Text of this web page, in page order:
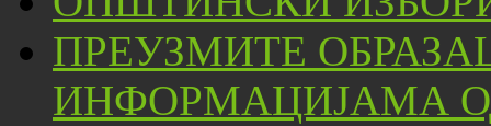
ПРЕУЗМИТЕ
ИНФОРМАЦИЈАМА